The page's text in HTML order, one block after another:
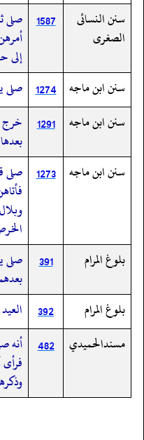
سنن النسائى
الصغرى
1587
صلى
إلى
سنن ابن ماجه 1274 صلى
سنن ابن ماجه
1291
خرج
بعدها
سنن ابن ماجه
1273
صلى
بلوغ المرام
391
صلى
بلوغ المرام
392
مسندالحميدي
482
أنه